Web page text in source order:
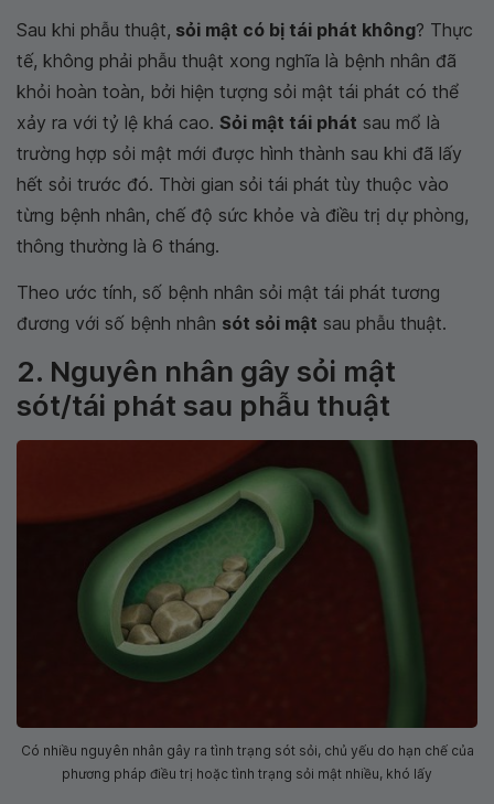
Sau khi phẫu thuật, sỏi mật có bị tái phát không? Thực
tế, không phải phẫu thuật xong nghĩa là bệnh nhân đã
khỏi hoàn toàn, bởi hiện tượng sỏi mật tái phát có thể
xảy ra với tỷ lệ khá cao. Sỏi mật tái phát sau mổ là
trường hợp sỏi mật mới được hình thành sau khi đã lấy
hết sỏi trước đó. Thời gian sỏi tái phát tùy thuộc vào
từng bệnh nhân, chế độ sức khỏe và điều trị dự phòng,
thông thường là 6 tháng.
Theo ước tính, số bệnh nhân sỏi mật tái phát tương
đương với số bệnh nhân sót sỏi mật sau phẫu thuật.
2. Nguyên nhân gây sỏi mật
sót/tái phát sau phẫu thuật
Có nhiều nguyên nhân gây ra tình trạng sót sỏi, chủ yếu do hạn chế của
phương pháp điều trị hoặc tình trạng sỏi mật nhiều, khó lấy